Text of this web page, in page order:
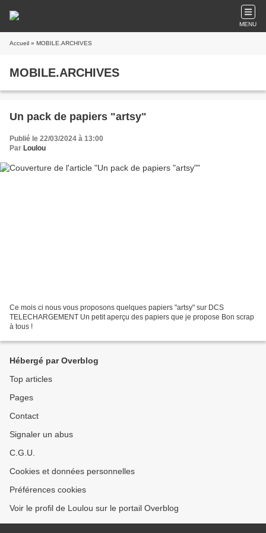
MENU
Accueil » MOBILE.ARCHIVES
MOBILE.ARCHIVES
Un pack de papiers "artsy"
Publié le 22/03/2024 à 13:00
Par Loulou
Ce mois ci nous vous proposons quelques papiers "artsy" sur DCS
TELECHARGEMENT Un petit aperçu des papiers que je propose Bon scrap
à tous !
Hébergé par Overblog
Top articles
Pages
Contact
Signaler un abus
C.G.U.
Cookies et données personnelles
Préférences cookies
Voir le profil de Loulou sur le portail Overblog